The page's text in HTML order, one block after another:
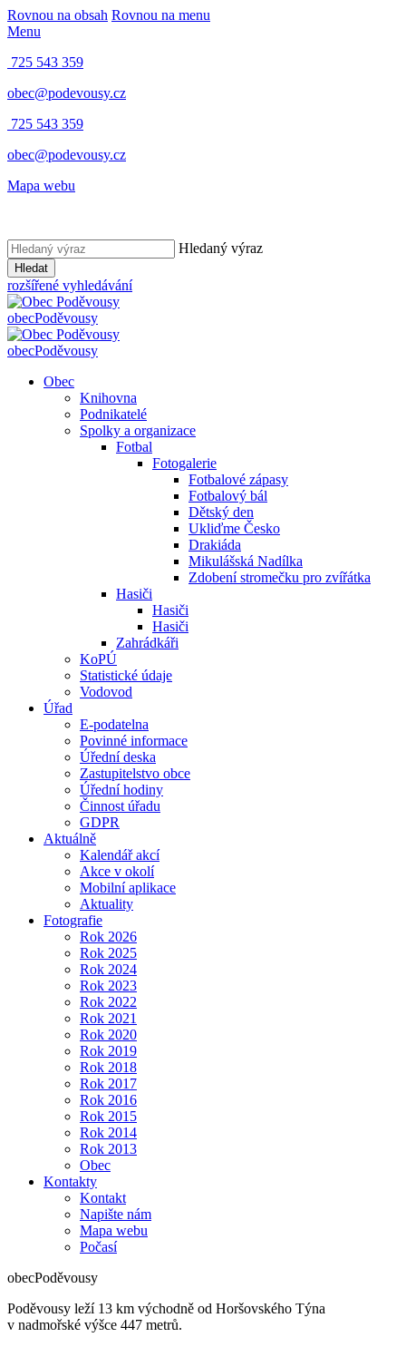
Rovnou na obsah Rovnou na menu
Menu
725 543 359
obec@podevousy.cz
725 543 359
obec@podevousy.cz
Mapa webu
Hledaný výraz
Hledat
rozšířené vyhledávání
obecPoděvousy
obecPoděvousy
Obec
Knihovna
Podnikatelé
Spolky a organizace
Fotbal
Fotogalerie
Fotbalové zápasy
Fotbalový bál
Dětský den
Ukliďme Česko
Drakiáda
Mikulášská Nadílka
Zdobení stromečku pro zvířátka
Hasiči
Hasiči
Hasiči
Zahrádkáři
KoPÚ
Statistické údaje
Vodovod
Úřad
E-podatelna
Povinné informace
Úřední deska
Zastupitelstvo obce
Úřední hodiny
Činnost úřadu
GDPR
Aktuálně
Kalendář akcí
Akce v okolí
Mobilní aplikace
Aktuality
Fotografie
Rok 2026
Rok 2025
Rok 2024
Rok 2023
Rok 2022
Rok 2021
Rok 2020
Rok 2019
Rok 2018
Rok 2017
Rok 2016
Rok 2015
Rok 2014
Rok 2013
Obec
Kontakty
Kontakt
Napište nám
Mapa webu
Počasí
obecPoděvousy
Poděvousy leží 13 km východně od Horšovského Týna
v nadmořské výšce 447 metrů.